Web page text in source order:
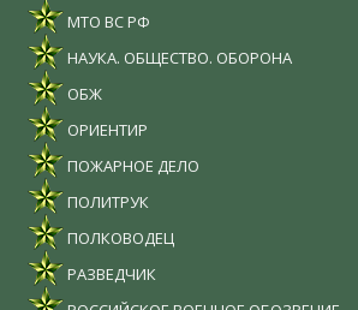
МТО ВС РФ
НАУКА. ОБЩЕСТВО. ОБОРОНА
ОБЖ
ОРИЕНТИР
ПОЖАРНОЕ ДЕЛО
ПОЛИТРУК
ПОЛКОВОДЕЦ
РАЗВЕДЧИК